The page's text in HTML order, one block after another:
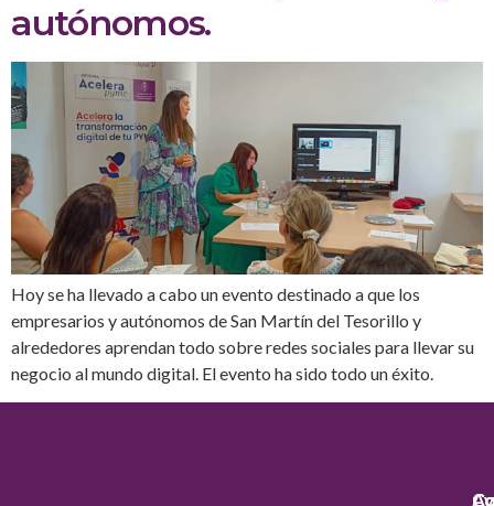
autónomos.
Hoy se ha llevado a cabo un evento destinado a que los
empresarios y autónomos de San Martín del Tesorillo y
alrededores aprendan todo sobre redes sociales para llevar su
negocio al mundo digital. El evento ha sido todo un éxito.